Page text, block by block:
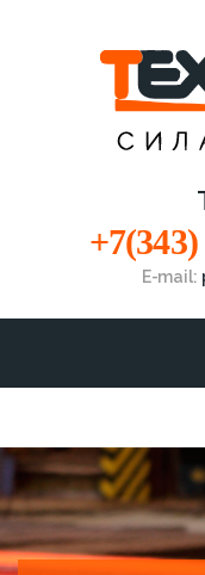
E-mail: